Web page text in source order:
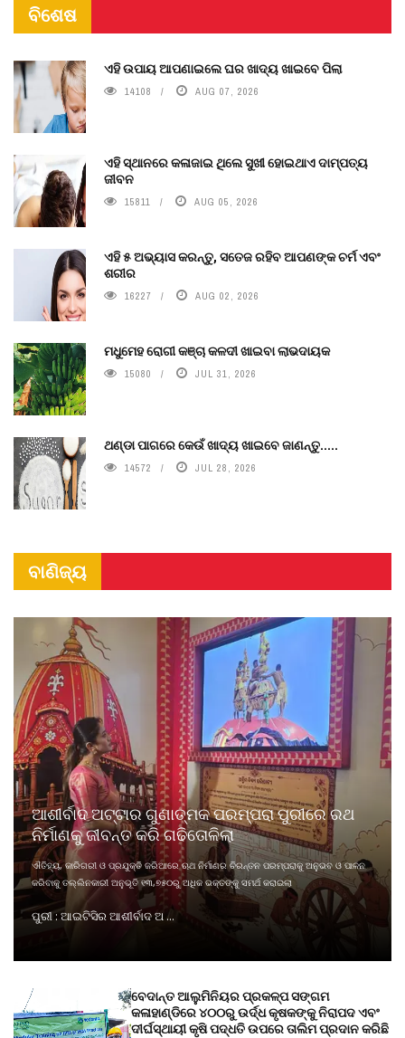
ବିଶେଷ
ଏହି ଉପାୟ ଆପଣାଇଲେ ଘର ଖାଦ୍ୟ ଖାଇବେ ପିଲା
14108 AUG 07, 2026
ଏହି ସ୍ଥାନରେ କଳାଜାଇ ଥିଲେ ସୁଖୀ ହୋଇଥାଏ ଦାମ୍ପତ୍ୟ
ଜୀବନ
15811 AUG 05, 2026
ଏହି ୫ ଅଭ୍ୟାସ କରନ୍ତୁ, ସତେଜ ରହିବ ଆପଣଙ୍କ ଚର୍ମ ଏବଂ
ଶରୀର
16227 AUG 02, 2026
ମଧୁମେହ ରୋଗୀ କଞ୍ଚା କଳଦୀ ଖାଇବା ଲାଭଦାୟକ
15080 JUL 31, 2026
ଥଣ୍ଡା ପାଗରେ କେଉଁ ଖାଦ୍ୟ ଖାଇବେ ଜାଣନ୍ତୁ.....
14572 JUL 28, 2026
ବାଣିଜ୍ୟ
ଆଶୀର୍ବାଦ ଅଟ୍ଟାର ଗୁଣାତ୍ମକ ପରମ୍ପରା ପୁରୀରେ ରଥ
ନିର୍ମାଣକୁ ଜୀବନ୍ତ କରି ଗଢିତୋଳିଲା
ଐତିହ୍ୟ, କାରିଗରୀ ଓ ପ୍ରଯୁକ୍ତି ଜରିଆରେ ଋଥ ନିର୍ମାଣର ଚିରନ୍ତନ ପରମ୍ପରାକୁ ଅନୁଭବ ଓ ପାଳନ
କରିବାକୁ ତଲ୍ଲିନକାରୀ ଅନୁଭୂତି ୧୩,୭୫୦ରୁ ଅଧିକ ଭକ୍ତଙ୍କୁ ସମର୍ଥ କରାଇଲା
ପୁରୀ : ଆଇଟିସିର ଆଶୀର୍ବାଦ ଅ ...
ବେଦାନ୍ତ ଆଲୁମିନିୟର ପ୍ରକଳ୍ପ ସଙ୍ଗମ
କଳାହାଣ୍ଡିରେ ୪୦୦ରୁ ଉର୍ଦ୍ଧ କୃଷକଙ୍କୁ ନିରାପଦ ଏବଂ
ଦୀର୍ଘସ୍ଥାୟୀ କୃଷି ପଦ୍ଧତି ଉପରେ ତାଲିମ ପ୍ରଦାନ କରିଛି